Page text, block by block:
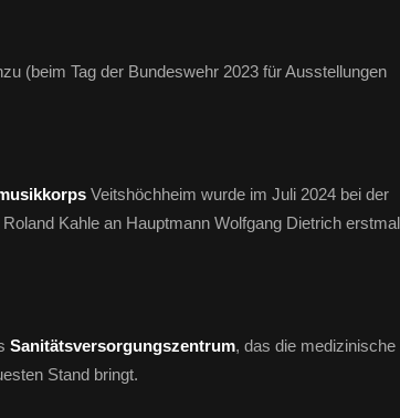
(beim Tag der Bundeswehr 2023 für Ausstellungen
Veitshöchheim wurde im Juli 2024 bei der
Kahle an Hauptmann Wolfgang Dietrich
Sanitätsversorgungszentrum, das die medizinische
Stand bringt.